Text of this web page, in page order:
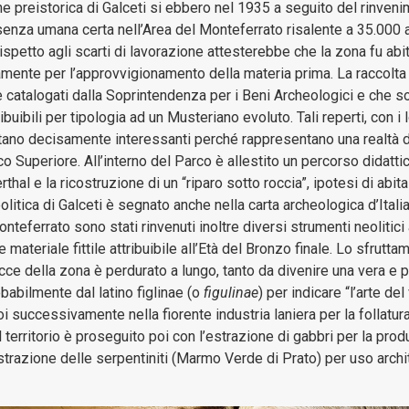
e
gestione
patrimoni
Bilanci
Consulenti
e
collaboratori
Controlli
e
rilievi
sull'Amministrazione
Disposizioni
Generali
preistorica di Galceti si ebbero nel 1935 a seguito del
umana certa nell’Area del Monteferrato risalente a 35.000
agli scarti di lavorazione attesterebbe che la zona fu
per l’approvvigionamento della materia prima. La
dalla Soprintendenza per i Beni Archeologici e che
per tipologia ad un Musteriano evoluto. Tali reperti, con i
decisamente interessanti perché rappresentano una realtà
Superiore. All’interno del Parco è allestito un percorso
e la ricostruzione di un “riparo sotto roccia”, ipotesi di
di Galceti è segnato anche nella carta archeologica
sono stati rinvenuti inoltre diversi strumenti neolitici
materiale fittile attribuibile all’Età del Bronzo finale. Lo
della zona è perdurato a lungo, tanto da divenire una vera e
dal latino figlinae (ofigulinae) per indicare “l’arte
successivamente nella fiorente industria laniera per la
è proseguito poi con l’estrazione di gabbri per la
delle serpentiniti (Marmo Verde di Prato) per uso